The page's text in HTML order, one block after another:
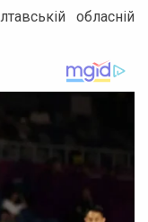
обласній